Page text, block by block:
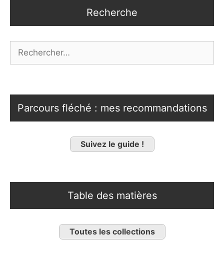
Recherche
Parcours fléché : mes recommandations
Suivez le guide !
Table des matières
Toutes les collections